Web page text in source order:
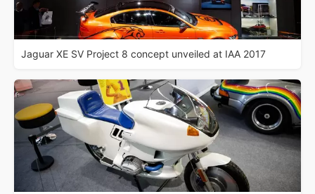
Jaguar XE SV Project 8 concept unveiled at IAA 2017